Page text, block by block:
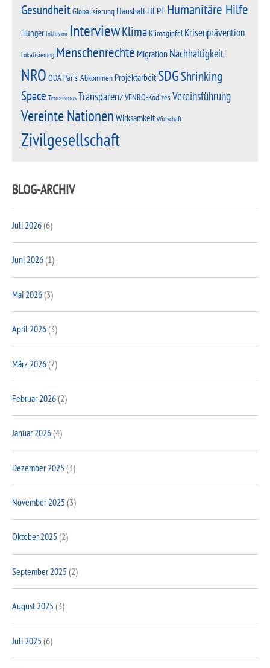
GesundheitGlobalisierung HaushaltHLPF Humanitäre Hilfe
Hunger Inklusion InterviewKlimaKlimagipfel Krisenprävention
Lokalisierung Menschenrechte Migration Nachhaltigkeit
NRO ODAParis-Abkommen ProjektarbeitSDGShrinking
Space TerrorismusTransparenzVENRO-KodizesVereinsführung
Vereinte Nationen Wirksamkeit Wirtschaft
Zivilgesellschaft
BLOG-ARCHIV
Juli 2026(6)
Juni 2026(1)
Mai 2026(3)
April 2026(3)
März 2026(7)
Februar 2026(2)
Januar 2026(4)
Dezember 2025 (3)
November 2025 (3)
Oktober 2025 (2)
September 2025 (2)
August 2025 (3)
Juli 2025 (6)